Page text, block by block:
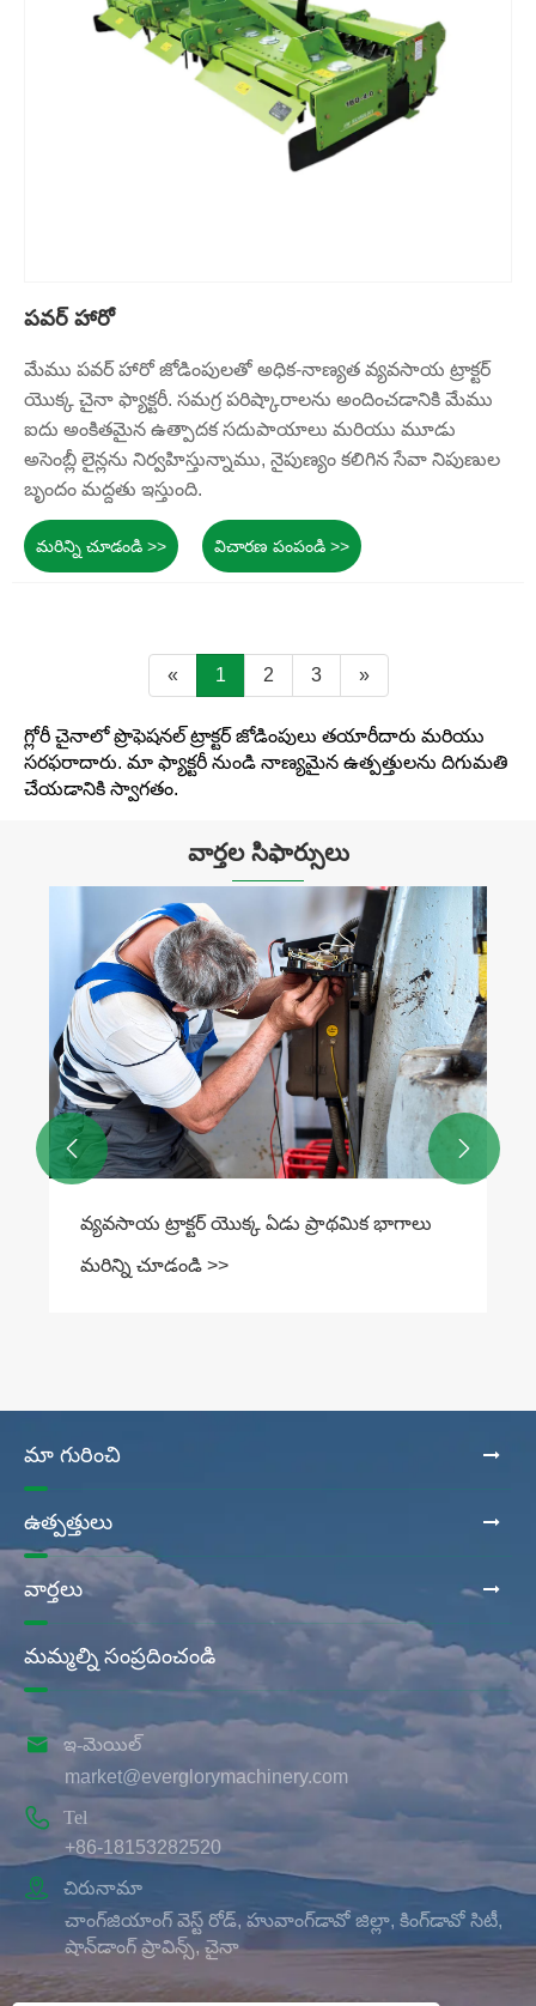
పవర్ హారో
మేము పవర్ హారో జోడింపులతో అధిక-నాణ్యత వ్యవసాయ ట్రాక్టర్
యొక్క చైనా ఫ్యాక్టరీ. సమగ్ర పరిష్కారాలను అందించడానికి మేము
ఐదు అంకితమైన ఉత్పాదక సదుపాయాలు మరియు మూడు
అసెంబ్లీ లైన్లను నిర్వహిస్తున్నాము, నైపుణ్యం కలిగిన సేవా నిపుణుల
బృందం మద్దతు ఇస్తుంది.
మరిన్ని చూడండి >> విచారణ పంపండి >>
« 1 2 3 »
గ్లోరీ చైనాలో ప్రొఫెషనల్ ట్రాక్టర్ జోడింపులు తయారీదారు మరియు
సరఫరాదారు. మా ఫ్యాక్టరీ నుండి నాణ్యమైన ఉత్పత్తులను దిగుమతి
చేయడానికి స్వాగతం.
వార్తల సిఫార్సులు
DX300PC-9 29.5 టన్నుల క్రాలర్ ఎక్స్‌కవేటర్:
అధిక శక్తి, పెద్ద బకెట్ కెపాసిటీ—మైనింగ్ మరియు ఎర్త్
మూవింగ్ కోసం ఆల్-రౌండర్
మరిన్ని చూడండి >>
 
మా గురించి
ఉత్పత్తులు
వార్తలు
మమ్మల్ని సంప్రదించండి
 ఇ-మెయిల్
market@everglorymachinery.com

Tel
+86-18153282520

చిరునామా
చాంగ్‌జియాంగ్ వెస్ట్ రోడ్, హువాంగ్‌డావో జిల్లా, కింగ్‌డావో సిటీ,
షాన్‌డాంగ్ ప్రావిన్స్, చైనా